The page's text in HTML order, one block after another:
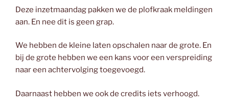
Deze inzetmaandag pakken we de plofkraak meldingen
aan. En nee dit is geen grap.
We hebben de kleine laten opschalen naar de grote. En
bij de grote hebben we een kans voor een verspreiding
naar een achtervolging toegevoegd.
Daarnaast hebben we ook de credits iets verhoogd.